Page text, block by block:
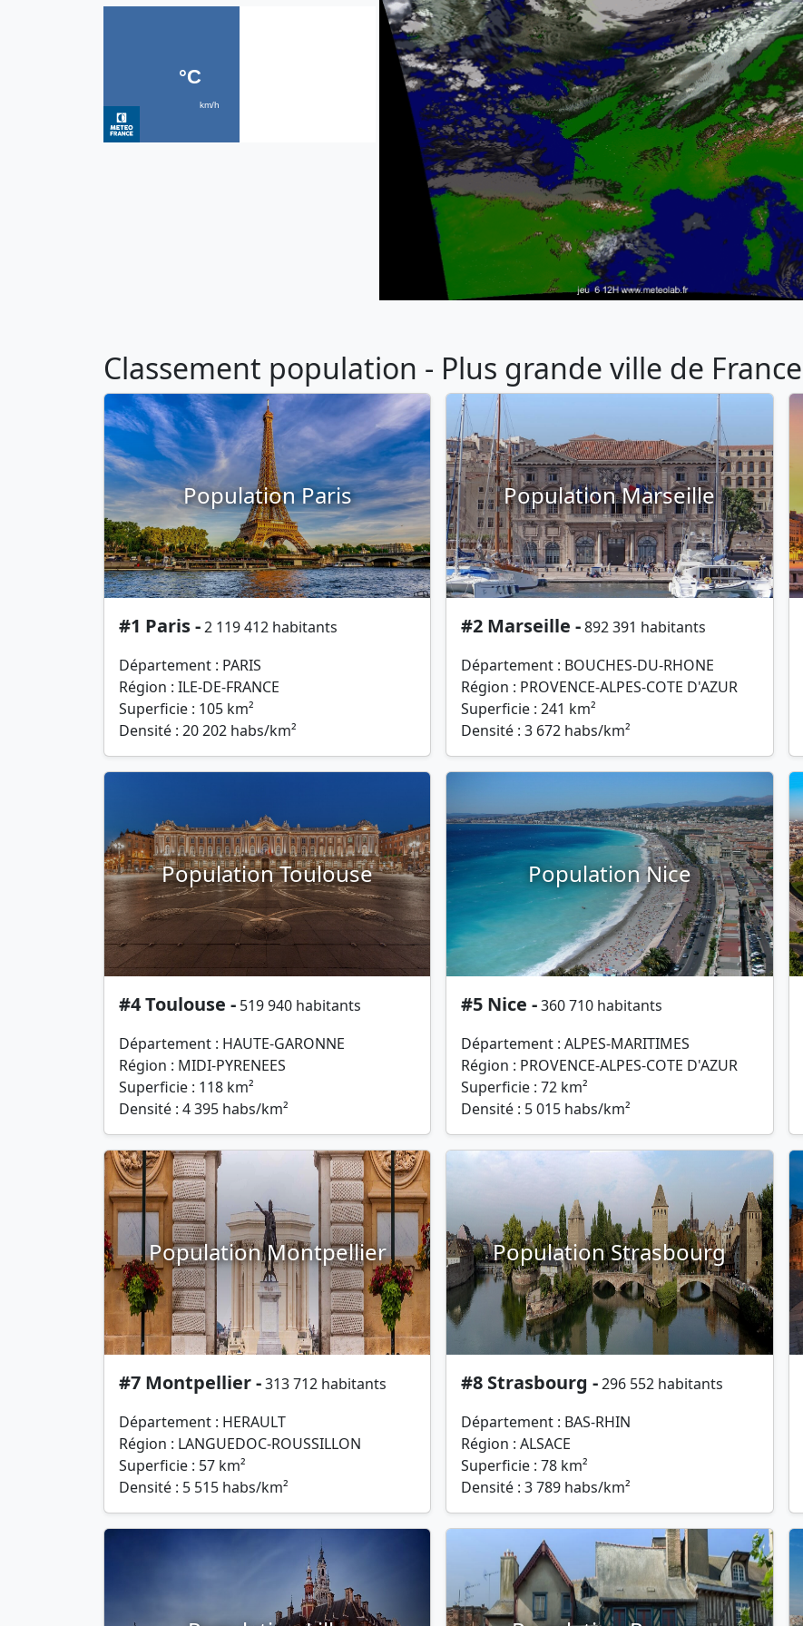
Classement population - Plus grande ville de France
Population Paris
#1 Paris -2 119 412 habitants
Département : PARIS
Région : ILE-DE-FRANCE
Superficie : 105 km²
Densité : 20 202 habs/km²
Population Marseille
#2 Marseille -892 391 habitants
Département : BOUCHES-DU-RHONE
Région : PROVENCE-ALPES-COTE D'AZUR
Superficie : 241 km²
Densité : 3 672 habs/km²
Population Toulouse
#4 Toulouse - 519 940 habitants
Département : HAUTE-GARONNE
Région : MIDI-PYRENEES
Superficie : 118 km²
Densité : 4 395 habs/km²
Population Nice
#5 Nice -360 710 habitants
Département : ALPES-MARITIMES
Région : PROVENCE-ALPES-COTE D'AZUR
Superficie : 72 km²
Densité : 5 015 habs/km²
Population Montpellier
#7 Montpellier -313 712 habitants
Département : HERAULT
Région : LANGUEDOC-ROUSSILLON
Superficie : 57 km²
Densité : 5 515 habs/km²
Population Strasbourg
#8 Strasbourg -296 552 habitants
Département : BAS-RHIN
Région : ALSACE
Superficie : 78 km²
Densité : 3 789 habs/km²